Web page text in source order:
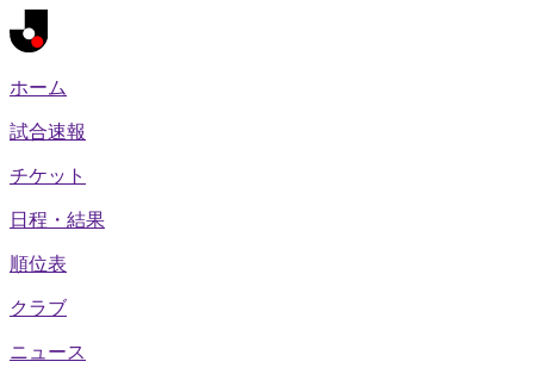
ホーム
試合速報
チケット
日程・結果
順位表
クラブ
ニュース